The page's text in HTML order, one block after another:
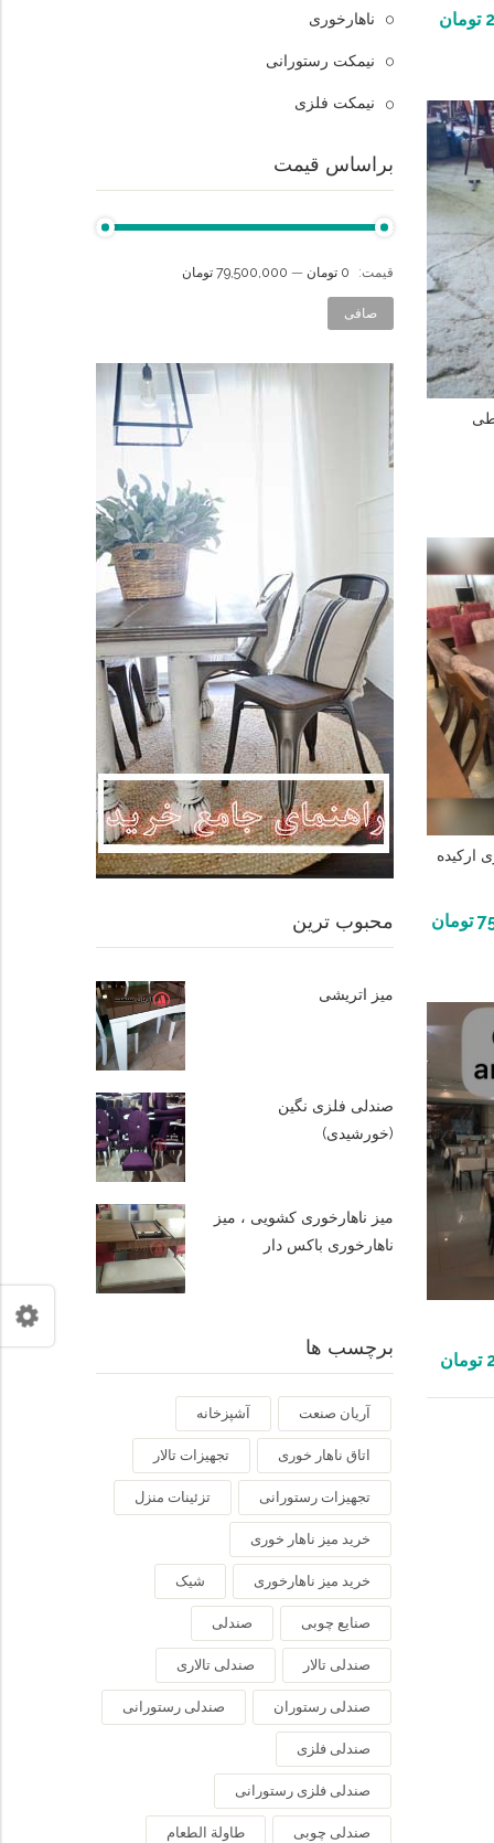
ناهارخوری
نیمکت رستورانی
نیمکت فلزی
براساس قیمت
صافی
قيمت: 0 تومان — 79,500,000 تومان
محبوب ترین
میز اتریشی
صندلی فلزی نگین
(خورشیدی)
میز ناهارخوری کشویی ، میز
ناهارخوری باکس دار
برچسب ها
آریان صنعت آشپزخانه
اتاق ناهار خوری تجهیزات تالار
تجهیزات رستورانی تزئینات منزل
خرید میز ناهار خوری
خرید میز ناهارخوری شیک
صنایع چوبی صندلی
صندلی تالار صندلی تالاری
صندلی رستوران صندلی رستورانی
صندلی فلزی
صندلی فلزی رستورانی
صندلی چوبی طاولة الطعام
تومان
ارکیده
تومان
تومان